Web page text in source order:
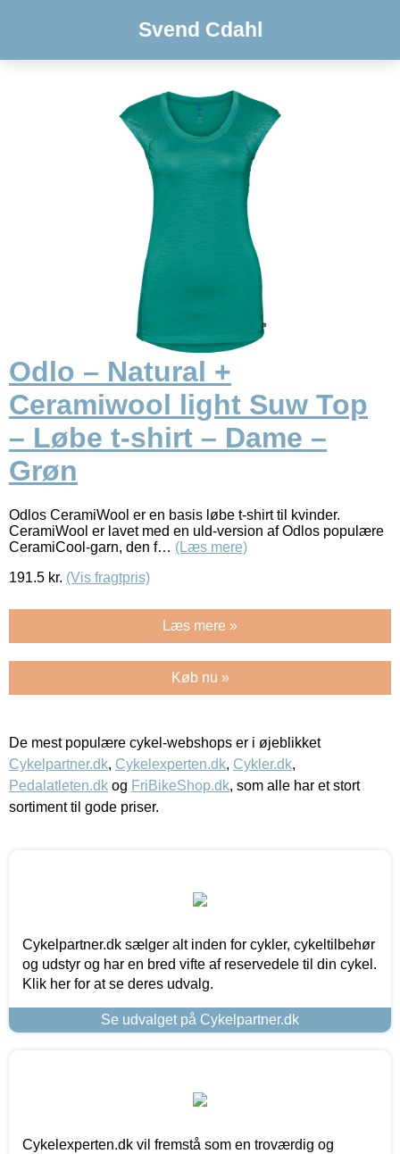
Svend Cdahl
Odlo – Natural +
Ceramiwool light Suw Top
– Løbe t-shirt – Dame –
Grøn
Odlos CeramiWool er en basis løbe t-shirt til kvinder.
CeramiWool er lavet med en uld-version af Odlos populære
CeramiCool-garn, den f… (Læs mere)
191.5 kr. (Vis fragtpris)
Læs mere »
Køb nu »
De mest populære cykel-webshops er i øjeblikket
Cykelpartner.dk, Cykelexperten.dk, Cykler.dk,
Pedalatleten.dk og FriBikeShop.dk, som alle har et stort
sortiment til gode priser.
Cykelpartner.dk sælger alt inden for cykler, cykeltilbehør
og udstyr og har en bred vifte af reservedele til din cykel.
Klik her for at se deres udvalg.
Se udvalget på Cykelpartner.dk
Cykelexperten.dk vil fremstå som en troværdig og